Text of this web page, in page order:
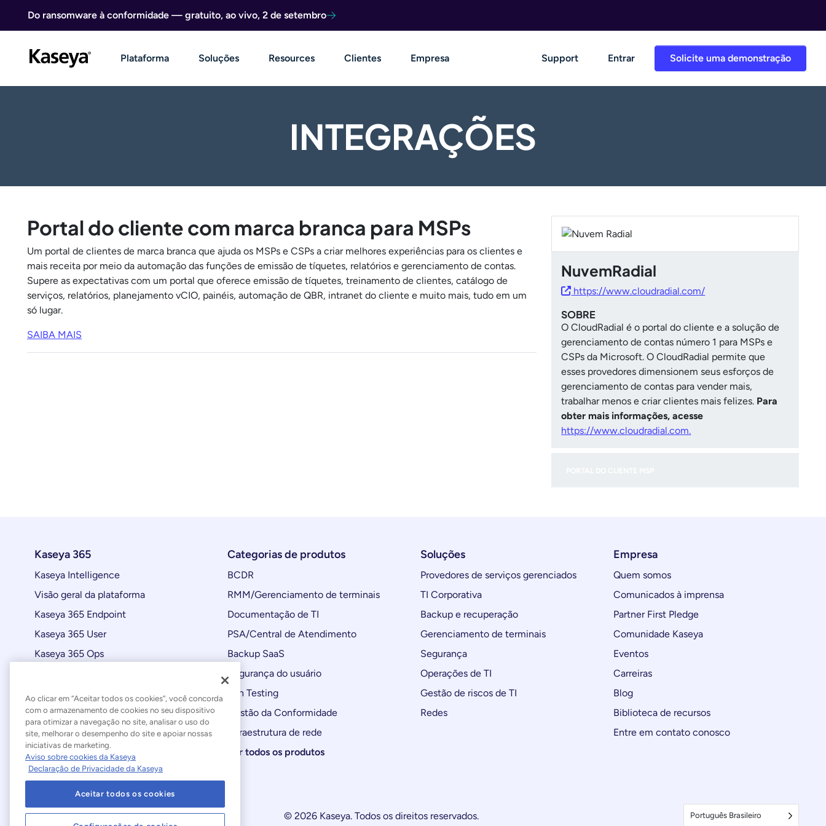
Do ransomware à conformidade — gratuito, ao vivo, 2 de setembro
Solicite uma demonstração
Plataforma Soluções Resources Clientes Empresa Support Entrar
INTEGRAÇÕES
Portal do cliente com marca branca para MSPs
Um portal de clientes de marca branca que ajuda os MSPs e CSPs a criar melhores experiências para os clientes e
mais receita por meio da automação das funções de emissão de tíquetes, relatórios e gerenciamento de contas.
Supere as expectativas com um portal que oferece emissão de tíquetes, treinamento de clientes, catálogo de
serviços, relatórios, planejamento vCIO, painéis, automação de QBR, intranet do cliente e muito mais, tudo em um
só lugar.
SAIBA MAIS
NuvemRadial
https://www.cloudradial.com/
SOBRE
O CloudRadial é o portal do cliente e a solução de
gerenciamento de contas número 1 para MSPs e
CSPs da Microsoft. O CloudRadial permite que
esses provedores dimensionem seus esforços de
gerenciamento de contas para vender mais,
trabalhar menos e criar clientes mais felizes. Para
obter mais informações, acesse
https://www.cloudradial.com.
Kaseya 365
Kaseya Intelligence
Visão geral da plataforma
Kaseya 365 Endpoint
Kaseya 365 User
Kaseya 365 Ops
Atualizações de produtos
Categorias de produtos
BCDR
RMM/Gerenciamento de terminais
Documentação de TI
PSA/Central de Atendimento
Backup SaaS
Segurança do usuário
Pen Testing
Gestão da Conformidade
Infraestrutura de rede
Ver todos os produtos
Soluções
Provedores de serviços gerenciados
TI Corporativa
Backup e recuperação
Gerenciamento de terminais
Segurança
Operações de TI
Gestão de riscos de TI
Redes
Empresa
Quem somos
Comunicados à imprensa
Partner First Pledge
Comunidade Kaseya
Eventos
Carreiras
Blog
Biblioteca de recursos
Entre em contato conosco
© 2026 Kaseya. Todos os direitos reservados. Português Brasileiro
Ao clicar em “Aceitar todos os cookies”, você concorda
com o armazenamento de cookies no seu dispositivo
para otimizar a navegação no site, analisar o uso do
site, melhorar o desempenho do site e apoiar nossas
iniciativas de marketing.
Aviso sobre cookies da Kaseya
Declaração de Privacidade da Kaseya
Aceitar todos os cookies